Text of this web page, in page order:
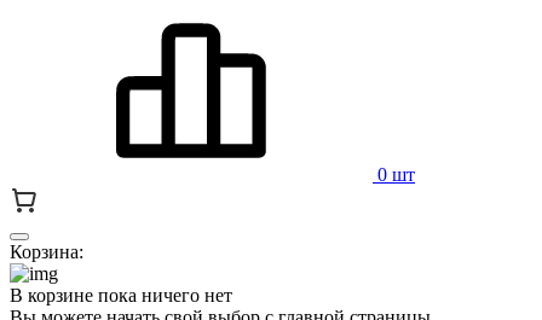
0 шт
Корзина:
В корзине пока ничего нет